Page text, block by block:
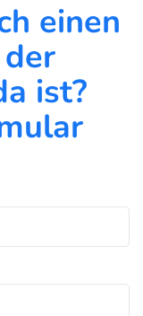
einen
ist?